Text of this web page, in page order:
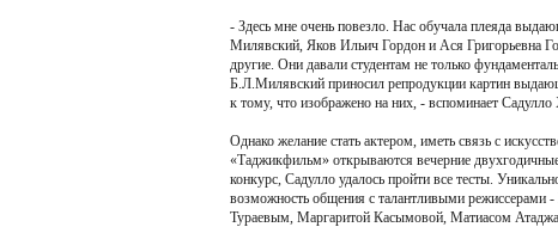
- Здесь мне очень повезло. Нас обучала плеяда
Милявский, Яков Ильич Гордон и Ася Григорьевна
другие. Они давали студентам не только
Б.Л.Милявский приносил репродукции картин
к тому, что изображено на них, - вспоминает Садулло
Однако желание стать актером, иметь связь с
«Таджикфильм» открываются вечерние
конкурс, Садулло удалось пройти все тесты.
возможность общения с талантливыми
Тураевым, Маргаритой Касымовой, Матиасом